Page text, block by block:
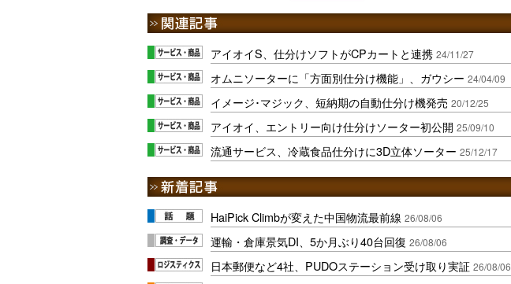
アイオイS、仕分けソフトがCPカートと連携 24/11/27
オムニソーターに「⽅⾯別仕分け機能」、ガウシー 24/04/09
イメージ･マジック、短納期の自動仕分け機発売 20/12/25
アイオイ、エントリー向け仕分けソーター初公開 25/09/10
流通サービス、冷蔵食品仕分けに3D立体ソーター 25/12/17
HaiPick Climbが変えた中国物流最前線 26/08/06
運輸・倉庫景気DI、5か月ぶり40台回復 26/08/06
日本郵便など4社、PUDOステーション受け取り実証 26/08/06